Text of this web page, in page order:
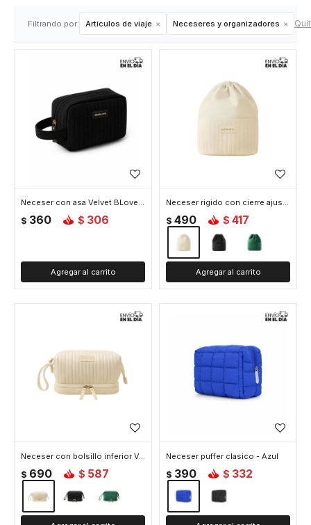
Filtrando por: Artículos de viaje Neceseres y organizadores
Neceser con asa Velvet BLove - Negro
$ 360 $ 306
Neceser rigido con cierre ajustable Velvet BLove - Beige
$ 490 $ 417
Neceser con bolsillo inferior Velvet BLove - Beige
$ 690 $ 587
Neceser puffer clasico - Azul
$ 390 $ 332